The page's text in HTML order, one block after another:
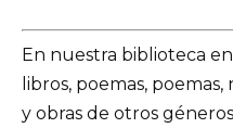
En nuestra biblioteca
libros, poemas,
y obras de otros